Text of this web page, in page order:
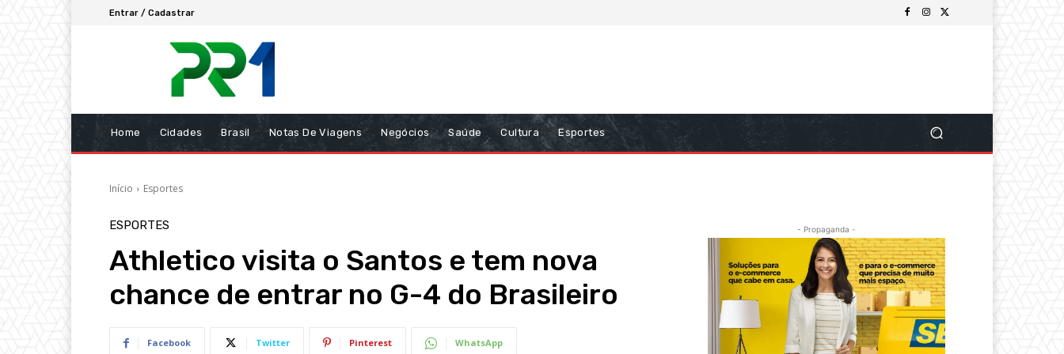
Entrar / Cadastrar
Home Cidades Brasil Notas De Viagens Negócios Saúde Cultura Esportes
Início Esportes
ESPORTES
Athletico visita o Santos e tem nova
chance de entrar no G-4 do Brasileiro
Facebook Twitter Pinterest WhatsApp
- Propaganda -